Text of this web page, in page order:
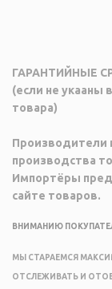
ГАРАНТИЙНЫЕ
(если не укааны
товара)
Производители
производства
Импортёры
сайте товаров.
ВНИМАНИЮ
МЫ СТАРАЕМСЯ
ОТСЛЕЖИВАТЬ И